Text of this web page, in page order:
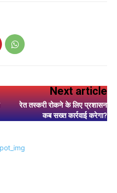
Next article
रेत तस्करी रोकने के लिए प्रशासन
कब सख्त कार्रवाई करेगा?